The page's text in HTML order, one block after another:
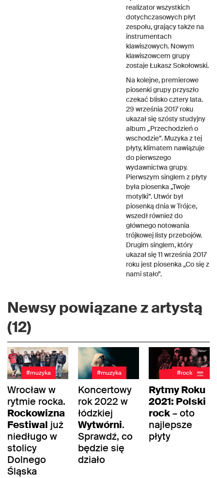
realizator wszystkich
dotychczasowych płyt
zespołu, grający także na
instrumentach
klawiszowych. Nowym
klawiszowcem grupy
zostaje Łukasz Sokołowski.
Na kolejne, premierowe
piosenki grupy przyszło
czekać blisko cztery lata.
29 września 2017 roku
ukazał się szósty studyjny
album „Przechodzień o
wschodzie”. Muzyka z tej
płyty, klimatem nawiązuje
do pierwszego
wydawnictwa grupy.
Pierwszym singlem z płyty
była piosenka „Twoje
motylki”. Utwór był
piosenką dnia w Trójce,
wszedł również do
głównego notowania
trójkowej listy przebojów.
Drugim singlem, który
ukazał się 11 września 2017
roku jest piosenka „Co się z
nami stało”.
Newsy powiązane z artystą
(12)
#muzyka
Wrocław w
rytmie rocka.
Rockowizna
Festiwal już
niedługo w
stolicy
Dolnego
Śląska
#muzyka
Koncertowy
rok 2022 w
łódzkiej
Wytwórni.
Sprawdź, co
będzie się
działo
#rock
Rytmy Roku
2021: Polski
rock– oto
najlepsze
płyty